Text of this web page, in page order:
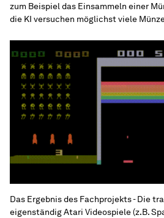
zum Beispiel das Einsammeln einer
die KI versuchen möglichst viele
Das Ergebnis des Fachprojekts - Die
eigenständig Atari Videospiele (z.B.